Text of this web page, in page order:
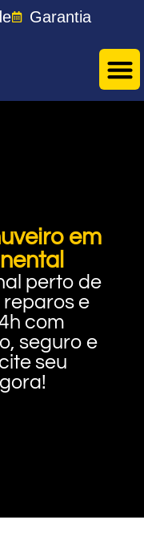
Garantia
em
perto de
e
com
seguro e
seu